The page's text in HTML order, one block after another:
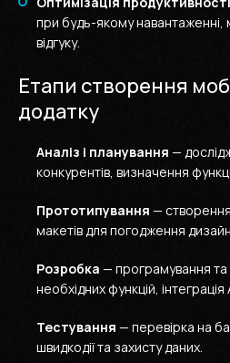
при будь-якому навантаженні,
відгуку.
Етапи створення
додатку
Аналіз і планування —
конкурентів, визначення
Прототипування —
макетів для погодження
Розробка — програмування
необхідних функцій, інтеграція
Тестування — перевірка на
швидкодії та захисту даних.